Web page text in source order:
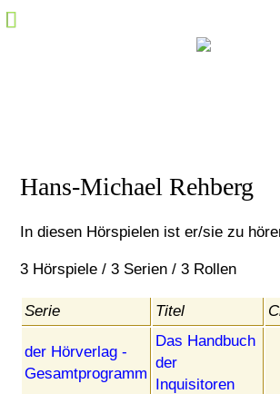
Hörspiel-Fakten
Specials
M@il
Community Login
Hans-Michael Rehberg
In diesen Hörspielen ist er/sie zu
3 Hörspiele / 3 Serien / 3 Rollen
Serie Titel
der Hörverlag -
Gesamtprogramm
Das Handbuch
der
Inquisitoren